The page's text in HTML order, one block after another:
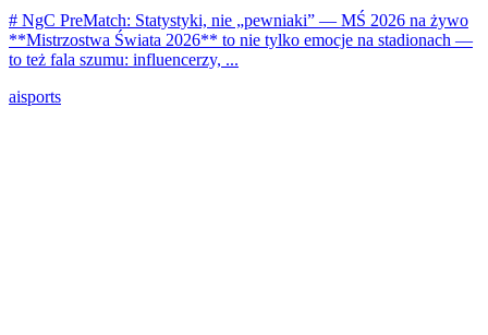
# NgC PreMatch: Statystyki, nie „pewniaki” — MŚ 2026 na żywo
**Mistrzostwa Świata 2026** to nie tylko emocje na stadionach —
to też fala szumu: influencerzy, ...
aisports